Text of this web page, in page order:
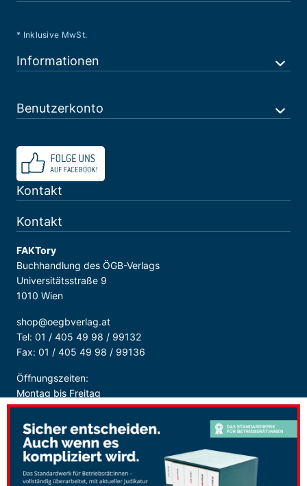
* Inklusive MwSt.
Informationen
Benutzerkonto
Kontakt
Kontakt
FAKTory
Buchhandlung des ÖGB-Verlags
Universitätsstraße 9
1010 Wien
shop@oegbverlag.at
Tel: 01 / 405 49 98 / 99132
Fax: 01 / 405 49 98 / 99136
Öffnungszeiten:
Montag bis Freitag
9:00 - 18:00 Uhr
durchgehend
Sicher Bezahlen: